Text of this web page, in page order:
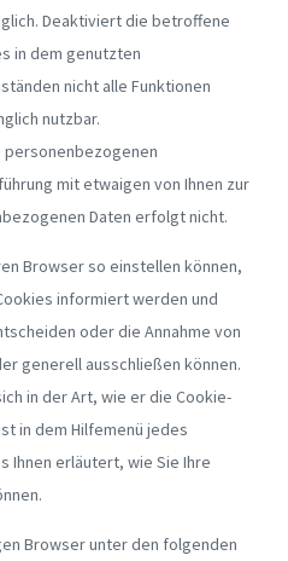
Deaktiviert die betroffene
in dem genutzten
nicht alle Funktionen
nutzbar.
personenbezogenen
mit etwaigen von Ihnen zur
Daten erfolgt nicht.
Browser so einstellen können,
informiert werden und
oder die Annahme von
generell ausschließen können.
in der Art, wie er die Cookie-
in dem Hilfemenü jedes
Ihnen erläutert, wie Sie Ihre
Browser unter den folgenden